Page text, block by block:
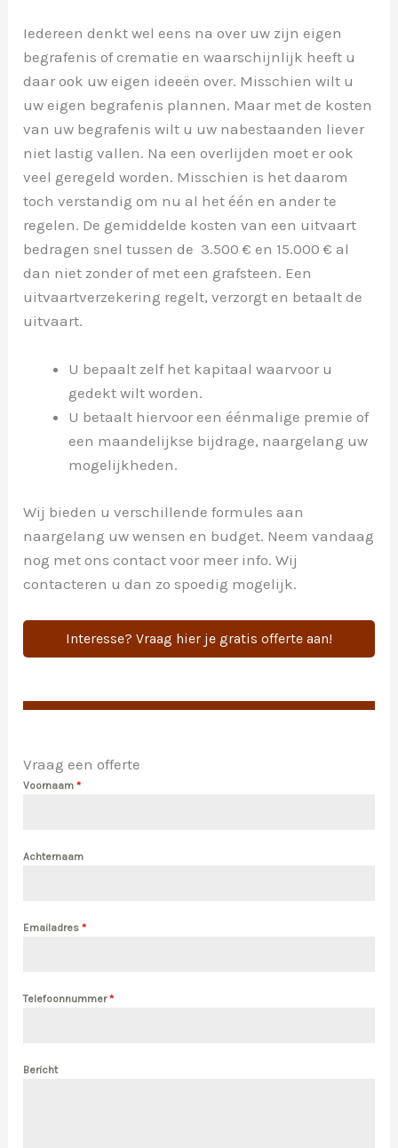
Iedereen denkt wel eens na over uw zijn eigen
begrafenis of crematie en waarschijnlijk heeft u
daar ook uw eigen ideeën over. Misschien wilt u
uw eigen begrafenis plannen. Maar met de kosten
van uw begrafenis wilt u uw nabestaanden liever
niet lastig vallen. Na een overlijden moet er ook
veel geregeld worden. Misschien is het daarom
toch verstandig om nu al het één en ander te
regelen. De gemiddelde kosten van een uitvaart
bedragen snel tussen de 3.500 € en 15.000 € al
dan niet zonder of met een grafsteen. Een
uitvaartverzekering regelt, verzorgt en betaalt de
uitvaart.
U bepaalt zelf het kapitaal waarvoor u
gedekt wilt worden.
U betaalt hiervoor een éénmalige premie of
een maandelijkse bijdrage, naargelang uw
mogelijkheden.
Wij bieden u verschillende formules aan
naargelang uw wensen en budget. Neem vandaag
nog met ons contact voor meer info. Wij
contacteren u dan zo spoedig mogelijk.
Interesse? Vraag hier je gratis offerte aan!
Vraag een offerte
Voornaam*
Achternaam
Emailadres*
Telefoonnummer*
Bericht